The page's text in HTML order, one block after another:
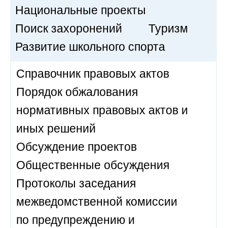
Национальные проекты
Поиск захоронений
Туризм
Развитие школьного спорта
Справочник правовых актов
Порядок обжалования
нормативных правовых актов и
иных решений
Обсуждение проектов
Общественные обсуждения
Протоколы заседания
межведомственной комиссии
по предупреждению и